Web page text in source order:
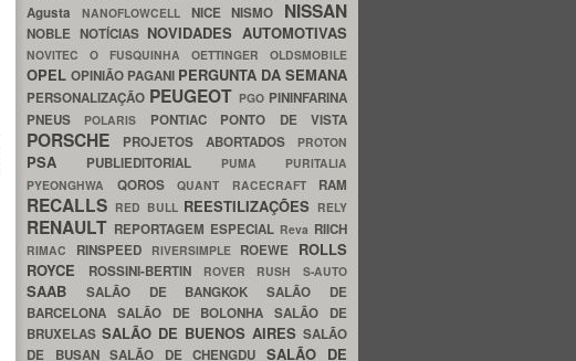
Agusta NANOFLOWCELL NICENISMO NISSAN
NOBLE NOTÍCIAS NOVIDADES AUTOMOTIVAS
NOVITEC O FUSQUINHA OETTINGER OLDSMOBILE
OPEL OPINIÃO PAGANI PERGUNTA DA SEMANA
PERSONALIZAÇÃO PEUGEOT PGO PININFARINA
PNEUS
POLARIS PONTIAC PONTO DE VISTA
PORSCHE PROJETOS ABORTADOS PROTON
PSA PUBLIEDITORIAL PUMA PURITALIA
PYEONGHWA QOROS QUANT RACECRAFT RAM
RECALLS RED BULL REESTILIZAÇÕES RELY
RENAULT REPORTAGEM ESPECIAL Reva RIICH
RIMAC RINSPEED RIVERSIMPLE ROEWE ROLLS
ROYCE
ROSSINI-BERTIN ROVER RUSH S-AUTO
SAAB SALÃO DE BANGKOKSALÃO DE
BARCELONA SALÃO DE BOLONHASALÃO DE
BRUXELAS SALÃO DE BUENOS AIRES SALÃO
DE BUSAN SALÃO DE CHENGDU SALÃO DE